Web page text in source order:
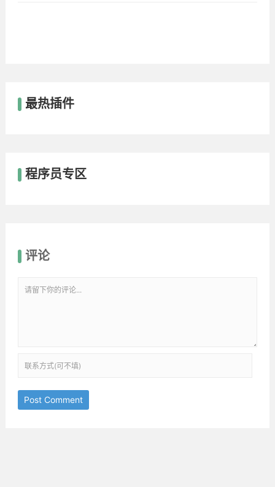
最热插件
程序员专区
评论
Post Comment